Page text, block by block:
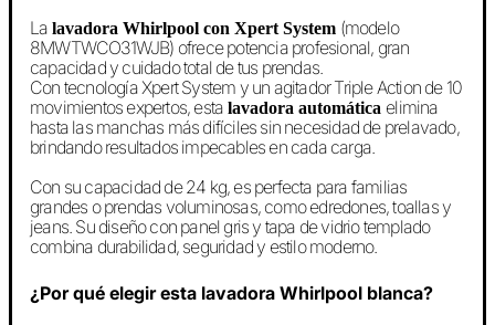
La lavadora Whirlpool con Xpert System (modelo
8MWTWCO31WJB) ofrece potencia profesional, gran
capacidad y cuidado total de tus prendas.
Con tecnología Xpert System y un agitador Triple Action de 10
movimientos expertos, esta lavadora automática elimina
hasta las manchas más difíciles sin necesidad de prelavado,
brindando resultados impecables en cada carga.
Con su capacidad de 24 kg, es perfecta para familias
grandes o prendas voluminosas, como edredones, toallas y
jeans. Su diseño con panel gris y tapa de vidrio templado
combina durabilidad, seguridad y estilo moderno.
¿Por qué elegir esta lavadora Whirlpool blanca?